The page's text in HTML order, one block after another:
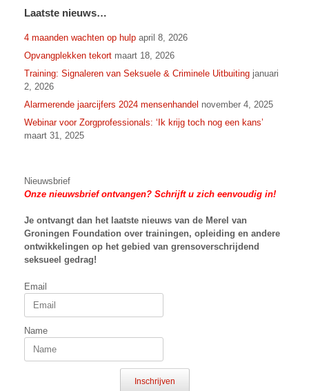
Laatste nieuws…
4 maanden wachten op hulp april 8, 2026
Opvangplekken tekort maart 18, 2026
Training: Signaleren van Seksuele & Criminele Uitbuiting januari
2, 2026
Alarmerende jaarcijfers 2024 mensenhandel november 4, 2025
Webinar voor Zorgprofessionals: ‘Ik krijg toch nog een kans’
maart 31, 2025
Nieuwsbrief
Onze nieuwsbrief ontvangen? Schrijft u zich eenvoudig in!
Je ontvangt dan het laatste nieuws van de Merel van
Groningen Foundation over trainingen, opleiding en andere
ontwikkelingen op het gebied van grensoverschrijdend
seksueel gedrag!
Email
Name
Inschrijven